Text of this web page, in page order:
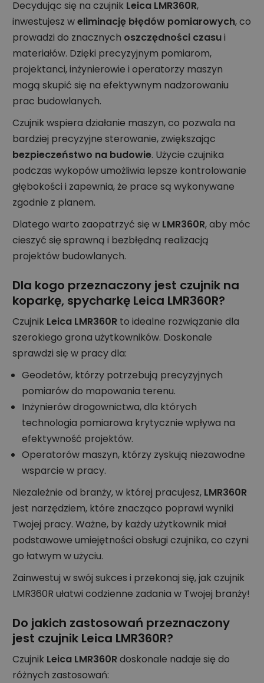
Decydując się na czujnik Leica LMR360R,
inwestujesz weliminację błędów pomiarowych, co
prowadzi do znacznych oszczędności czasui
materiałów. Dzięki precyzyjnym pomiarom,
projektanci, inżynierowie i operatorzy maszyn
mogą skupić się na efektywnym nadzorowaniu
prac budowlanych.
Czujnik wspiera działanie maszyn, co pozwala na
bardziej precyzyjne sterowanie, zwiększając
bezpieczeństwo na budowie. Użycie czujnika
podczas wykopów umożliwia lepsze kontrolowanie
głębokości i zapewnia, że prace są wykonywane
zgodnie z planem.
Dlatego warto zaopatrzyć się w LMR360R, aby móc
cieszyć się sprawną i bezbłędną realizacją
projektów budowlanych.
Dla kogo przeznaczony jest czujnik na
koparkę, spycharkę Leica LMR360R?
Czujnik Leica LMR360R to idealne rozwiązanie dla
szerokiego grona użytkowników. Doskonale
sprawdzi się w pracy dla:
Geodetów, którzy potrzebują precyzyjnych
pomiarów do mapowania terenu.
Inżynierów drogownictwa, dla których
technologia pomiarowa krytycznie wpływa na
efektywność projektów.
Operatorów maszyn, którzy zyskują niezawodne
wsparcie w pracy.
Niezależnie od branży, w której pracujesz, LMR360R
jest narzędziem, które znacząco poprawi wyniki
Twojej pracy. Ważne, by każdy użytkownik miał
podstawowe umiejętności obsługi czujnika, co czyni
go łatwym w użyciu.
Zainwestuj w swój sukces i przekonaj się, jak czujnik
LMR360R ułatwi codzienne zadania w Twojej branży!
Do jakich zastosowań przeznaczony
jest czujnik Leica LMR360R?
Czujnik Leica LMR360Rdoskonale nadaje się do
różnych zastosowań: